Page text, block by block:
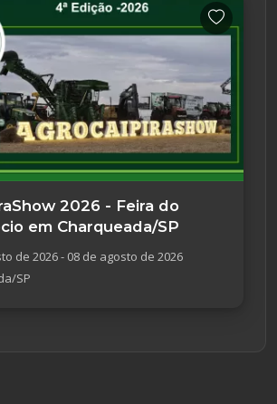
2026 - Feira do
em Charqueada/SP
de 2026 - 08 de agosto de 2026
SP